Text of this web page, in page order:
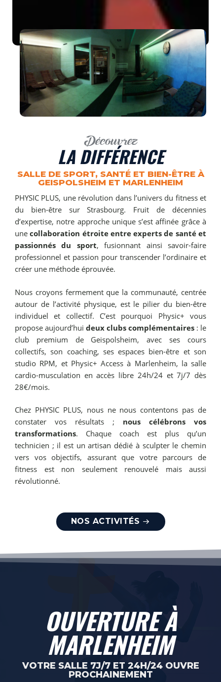
Découvrez
LA DIFFÉRENCE
SALLE DE SPORT, SANTÉ ET BIEN-ÊTRE À
GEISPOLSHEIM ET MARLENHEIM
PHYSIC PLUS, une révolution dans l’univers du fitness et
du bien-être sur Strasbourg. Fruit de décennies
d’expertise, notre approche unique s’est affinée grâce à
unecollaboration étroite entre experts de santé et
passionnés du sport, fusionnant ainsi savoir-faire
professionnel et passion pour transcender l’ordinaire et
créer une méthode éprouvée.
Nous croyons fermement que la communauté, centrée
autour de l’activité physique, est le pilier du bien-être
individuel et collectif. C’est pourquoi Physic+ vous
propose aujourd’hui deux clubs complémentaires : le
club premium de Geispolsheim, avec ses cours
collectifs, son coaching, ses espaces bien-être et son
studio RPM, et Physic+ Access à Marlenheim, la salle
cardio-musculation en accès libre 24h/24 et 7j/7 dès
28€/mois.
Chez PHYSIC PLUS, nous ne nous contentons pas de
constater vos résultats ; nous célébrons vos
transformations. Chaque coach est plus qu’un
technicien ; il est un artisan dédié à sculpter le chemin
vers vos objectifs, assurant que votre parcours de
fitness est non seulement renouvelé mais aussi
révolutionné.
NOS ACTIVITÉS
OUVERTURE À
MARLENHEIM
VOTRE SALLE 7J/7 ET 24H/24 OUVRE
PROCHAINEMENT